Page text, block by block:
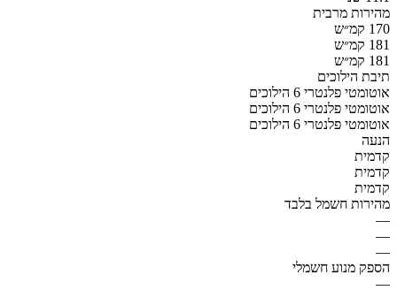
מהירות מרבית
170 קמ״ש
181 קמ״ש
181 קמ״ש
תיבת הילוכים
אוטומטי פלנטרי 6 הילוכים
אוטומטי פלנטרי 6 הילוכים
אוטומטי פלנטרי 6 הילוכים
הנעה
קדמית
קדמית
קדמית
מהירות חשמל בלבד
—
—
—
הספק מנוע חשמלי
—